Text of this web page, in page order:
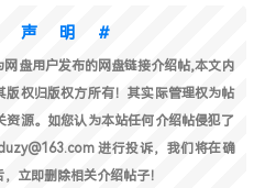
声明#
盘用户发布的网盘链接介绍帖,本文内
版权归版权方所有！其实际管理权为帖
资源。如您认为本站任何介绍帖侵犯了
进行投诉，我们将在确
立即删除相关介绍帖子！